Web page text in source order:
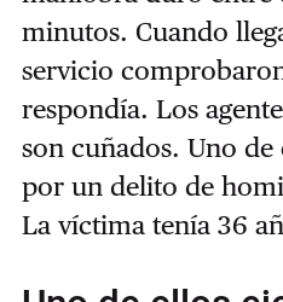
minutos. Cuando
servicio
respondía. Los
son cuñados. Uno de
por un delito de
La víctima tenía 36